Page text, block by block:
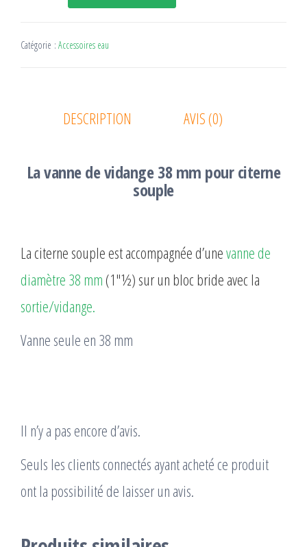
Vanne
Catégorie : Accessoires eau
DESCRIPTION AVIS (0)
La vanne de vidange 38 mm pour citerne
souple
La citerne souple est accompagnée d’unevanne de
diamètre 38 mm (1″½) sur un bloc bride avec la
sortie/vidange.
Vanne seule en 38 mm
Il n’y a pas encore d’avis.
Seuls les clients connectés ayant acheté ce produit
ont la possibilité de laisser un avis.